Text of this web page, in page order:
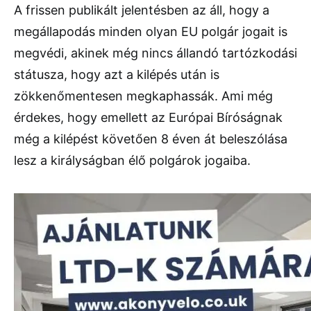
A frissen publikált jelentésben az áll, hogy a
megállapodás minden olyan EU polgár jogait is
megvédi, akinek még nincs állandó tartózkodási
státusza, hogy azt a kilépés után is
zökkenőmentesen megkaphassák. Ami még
érdekes, hogy emellett az Európai Bíróságnak
még a kilépést követően 8 éven át beleszólása
lesz a királyságban élő polgárok jogaiba.